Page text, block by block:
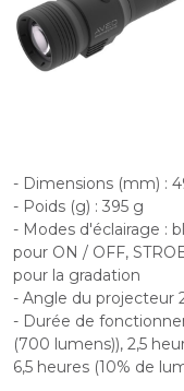
- Dimensions (mm) :
- Poids (g) : 395 g
- Modes d'éclairage :
pour ON / OFF,
pour la gradation
- Angle du projecteur
- Durée de
(700 lumens)), 2,5
6,5 heures (10% de